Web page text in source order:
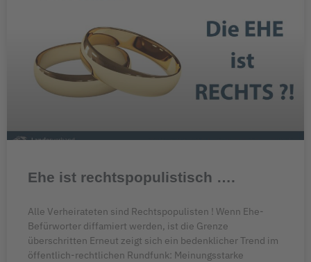
Ehe ist rechtspopulistisch ….
Alle Verheirateten sind Rechtspopulisten ! Wenn Ehe-
Befürworter diffamiert werden, ist die Grenze
überschritten Erneut zeigt sich ein bedenklicher Trend im
öffentlich-rechtlichen Rundfunk: Meinungsstarke